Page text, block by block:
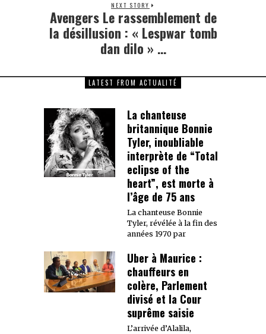
NEXT STORY
Next
post:
Avengers Le rassemblement de
la désillusion : « Lespwar tomb
dan dilo » …
LATEST FROM ACTUALITÉ
La chanteuse
britannique Bonnie
Tyler, inoubliable
interprète de “Total
eclipse of the
heart”, est morte à
l’âge de 75 ans
La chanteuse Bonnie
Tyler, révélée à la fin des
années 1970 par
Uber à Maurice :
chauffeurs en
colère, Parlement
divisé et la Cour
suprême saisie
L’arrivée d’Alalila,